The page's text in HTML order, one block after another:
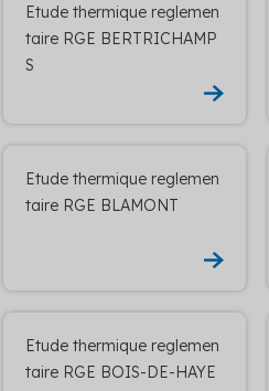
Etude thermique reglemen
taire RGE BERTRICHAMP
S
Etude thermique reglemen
taire RGE BLAMONT
Etude thermique reglemen
taire RGE BOIS-DE-HAYE